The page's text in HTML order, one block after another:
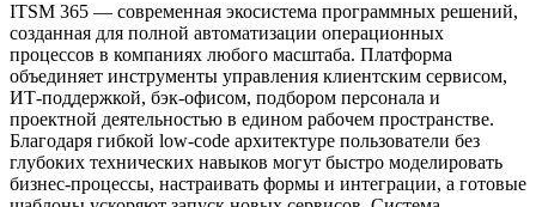
ITSM 365 — современная экосистема программных решений,
созданная для полной автоматизации операционных
процессов в компаниях любого масштаба. Платформа
объединяет инструменты управления клиентским сервисом,
ИТ‑поддержкой, бэк‑офисом, подбором персонала и
проектной деятельностью в едином рабочем пространстве.
Благодаря гибкой low‑code архитектуре пользователи без
глубоких технических навыков могут быстро моделировать
бизнес‑процессы, настраивать формы и интеграции, а готовые